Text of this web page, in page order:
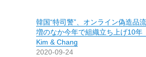
韓国“特司警”、オンライン偽造品
増のなか今年で組織立ち上げ10年
Kim & Chang
2020-09-24